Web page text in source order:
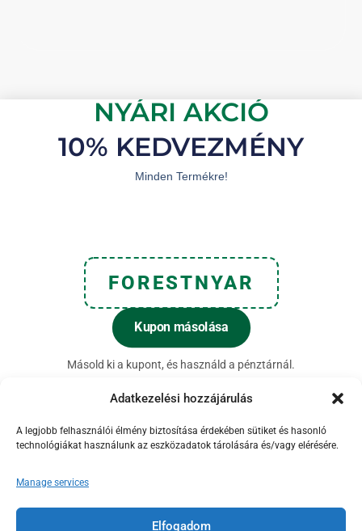
Adatkezelési hozzájárulás
A legjobb felhasználói élmény biztosítása érdekében sütiket és hasonló
technológiákat használunk az eszközadatok tárolására és/vagy elérésére.
Manage services
Elfogadom
NYÁRI AKCIÓ
10% KEDVEZMÉNY
Minden Termékre!
FORESTNYAR
Kupon másolása
Másold ki a kupont, és használd a pénztárnál.